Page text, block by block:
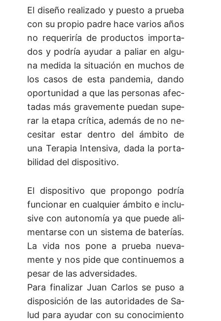
El di­se­ño re­a­li­za­do y pues­to a prue­ba
con su pro­pio pa­dre ha­ce va­rios años
no re­que­ri­ría de pro­duc­tos im­por­ta­
dos y po­dría ayu­dar a pa­liar en al­gu­
na me­di­da la si­tua­ción en mu­chos de
los ca­sos de es­ta pan­de­mia, dan­do
opor­tu­ni­dad a que las per­so­nas afec­
ta­das más gra­ve­men­te pue­dan su­pe­
rar la eta­pa crí­ti­ca, ade­más de no ne­
ce­si­tar es­tar den­tro del ám­bi­to de
una Te­ra­pia In­ten­si­va, da­da la por­ta­
bi­li­dad del dis­po­si­ti­vo.
El dis­po­si­ti­vo que pro­pon­go po­dría
fun­cio­nar en cual­quier ám­bi­to e in­clu­
si­ve con au­to­no­mía ya que pue­de ali­
men­tar­se con un sis­te­ma de ba­te­rí­as.
La vi­da nos po­ne a prue­ba nue­va­
men­te y nos pi­de que con­ti­nue­mos a
pe­sar de las ad­ver­si­da­des.
Pa­ra fi­na­li­zar Juan Car­los se pu­so a
dis­po­si­ción de las au­to­ri­da­des de Sa­
lud pa­ra ayu­dar con su co­no­ci­mien­to